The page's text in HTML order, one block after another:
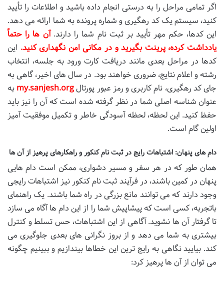
اگر تمامی مراحل را به درستی انجام داده باشید و اطلاعات را تأیید
کنید، سیستم یک کد رهگیری و شماره پرونده به شما ارائه می دهد.
این کدها، حکم مهر تأیید بر ثبت نام شما را دارند.آن ها را حتماً
یادداشت کرده، پرینت بگیرید و در مکانی امن نگهداری کنید. این
کدها در مراحل بعدی مانند دریافت کارت ورود به جلسه، انتخاب
رشته و اعلام نتایج، ضروری خواهند بود. در سال های اخیر، گاهی به
جای کد رهگیری، نام کاربری و رمز عبور پورتالmy.sanjesh.org به
عنوان شناسه اصلی شما در نظر گرفته شده است که آن را نیز باید
حفظ کنید. این لحظه، لحظه آسودگی خاطر و تکمیل موفقیت آمیز
اولین گام است.
دام های پنهان: اشتباهات رایج در ثبت نام کنکور و راهکارهای پرهیز از آن ها
همان طور که در هر سفر و مسیر دشواری، ممکن است دام هایی
پنهان در کمین باشند، در فرآیند ثبت نام کنکور نیز اشتباهات رایجی
وجود دارند که می توانند مانع بزرگی در راه شما باشند. یک راهنمای
باتجربه، کسی است که پیشاپیش شما را از این دام ها آگاه می سازد
تا گرفتار آن ها نشوید. آگاهی از این اشتباهات، حس تسلط و کنترل
بیشتری به شما می دهد و از بروز نگرانی های بعدی جلوگیری می
کند. بیایید نگاهی به رایج ترین این خطاها بیندازیم و ببینیم چگونه
می توان از آن ها پرهیز کرد: